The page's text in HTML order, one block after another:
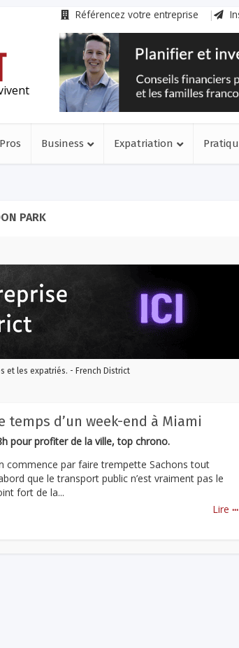
Référencez votre entreprise
Business Expatriation
PARK
et les expatriés. - French District
temps d’un week-end à Miami
pour profiter de la ville, top chrono.
commence par faire trempette Sachons tout
que le transport public n’est vraiment pas le
fort de la...
Lire ...